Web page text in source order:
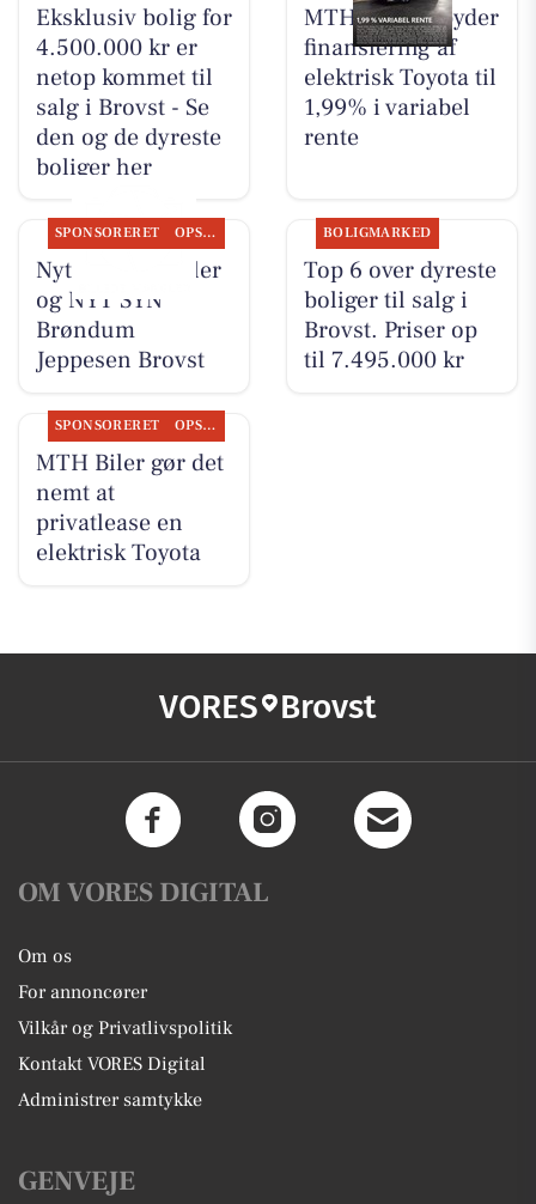
Eksklusiv bolig for
4.500.000 kr er
netop kommet til
salg i Brovst - Se
den og de dyreste
boliger her
MTH Biler tilbyder
finansiering af
elektrisk Toyota til
1,99% i variabel
rente
SPONSORERET OPSLAGSTAVLEN
Nyt fra MTH Biler
og NYT SYN
Brøndum
Jeppesen Brovst
BOLIGMARKED
Top 6 over dyreste
boliger til salg i
Brovst. Priser op
til 7.495.000 kr
SPONSORERET OPSLAGSTAVLEN
MTH Biler gør det
nemt at
privatlease en
elektrisk Toyota
VORES Brovst
OM VORES DIGITAL
Om os
For annoncører
Vilkår og Privatlivspolitik
Kontakt VORES Digital
Administrer samtykke
GENVEJE